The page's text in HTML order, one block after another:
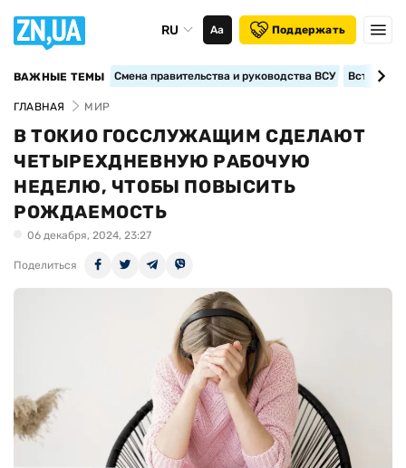
RU Аа Поддержать
ВАЖНЫЕ ТЕМЫ Смена правительства и руководства ВСУ
ГЛАВНАЯ МИР
В ТОКИО ГОССЛУЖАЩИМ СДЕЛАЮТ
ЧЕТЫРЕХДНЕВНУЮ РАБОЧУЮ
НЕДЕЛЮ, ЧТОБЫ ПОВЫСИТЬ
РОЖДАЕМОСТЬ
06 декабря, 2024, 23:27
Поделиться